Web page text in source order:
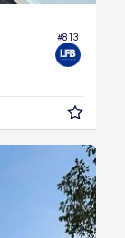
#813